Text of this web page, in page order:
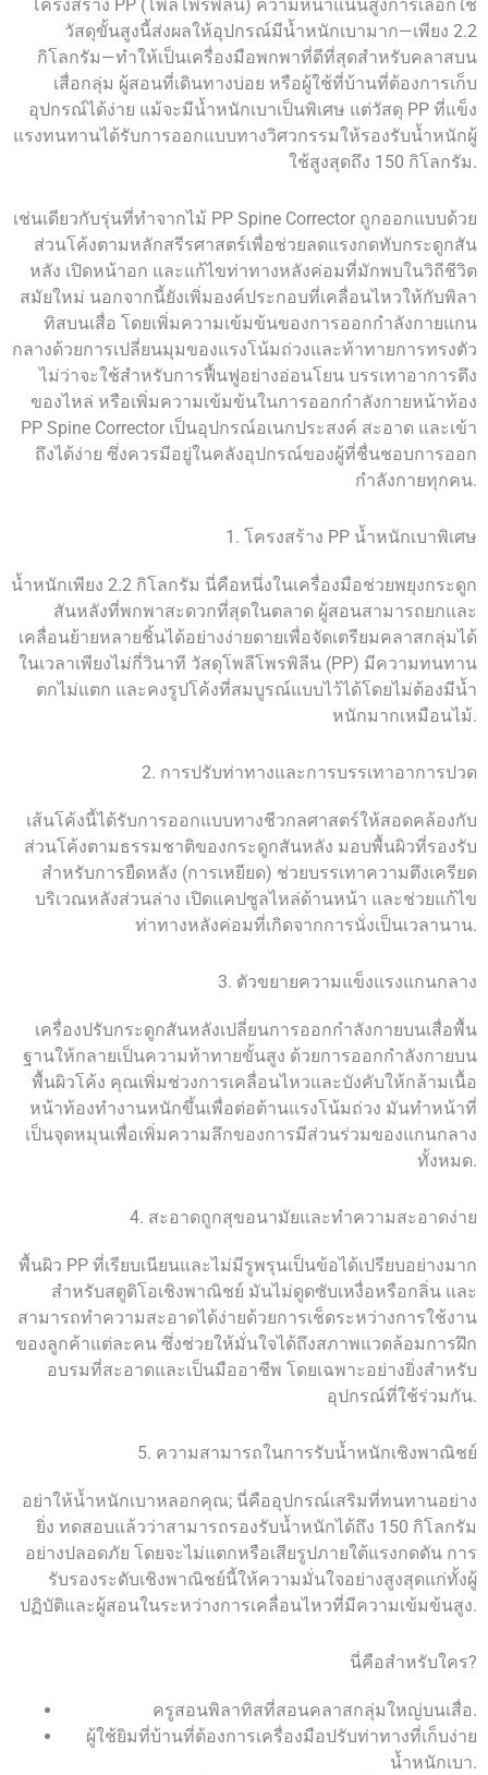
โครงสร้าง PP (โพลีโพรพิลีน) ความหนาแน่นสูงการเลือกใช้
วัสดุขั้นสูงนี้ส่งผลให้อุปกรณ์มีน้ำหนักเบามาก—เพียง 2.2
กิโลกรัม—ทำให้เป็นเครื่องมือพกพาที่ดีที่สุดสำหรับคลาสบน
เสื่อกลุ่ม ผู้สอนที่เดินทางบ่อย หรือผู้ใช้ที่บ้านที่ต้องการเก็บ
อุปกรณ์ได้ง่าย แม้จะมีน้ำหนักเบาเป็นพิเศษ แต่วัสดุ PP ที่แข็ง
แรงทนทานได้รับการออกแบบทางวิศวกรรมให้รองรับน้ำหนักผู้
ใช้สูงสุดถึง 150 กิโลกรัม.
เช่นเดียวกับรุ่นที่ทำจากไม้ PP Spine Corrector ถูกออกแบบด้วย
ส่วนโค้งตามหลักสรีรศาสตร์เพื่อช่วยลดแรงกดทับกระดูกสัน
หลัง เปิดหน้าอก และแก้ไขท่าทางหลังค่อมที่มักพบในวิถีชีวิต
สมัยใหม่ นอกจากนี้ยังเพิ่มองค์ประกอบที่เคลื่อนไหวให้กับพิลา
ทิสบนเสื่อ โดยเพิ่มความเข้มข้นของการออกกำลังกายแกน
กลางด้วยการเปลี่ยนมุมของแรงโน้มถ่วงและท้าทายการทรงตัว
ไม่ว่าจะใช้สำหรับการฟื้นฟูอย่างอ่อนโยน บรรเทาอาการตึง
ของไหล่ หรือเพิ่มความเข้มข้นในการออกกำลังกายหน้าท้อง
PP Spine Corrector เป็นอุปกรณ์อเนกประสงค์ สะอาด และเข้า
ถึงได้ง่าย ซึ่งควรมีอยู่ในคลังอุปกรณ์ของผู้ที่ชื่นชอบการออก
กำลังกายทุกคน.
1. โครงสร้าง PP น้ำหนักเบาพิเศษ
น้ำหนักเพียง 2.2 กิโลกรัม นี่คือหนึ่งในเครื่องมือช่วยพยุงกระดูก
สันหลังที่พกพาสะดวกที่สุดในตลาด ผู้สอนสามารถยกและ
เคลื่อนย้ายหลายชิ้นได้อย่างง่ายดายเพื่อจัดเตรียมคลาสกลุ่มได้
ในเวลาเพียงไม่กี่วินาที วัสดุโพลีโพรพิลีน (PP) มีความทนทาน
ตกไม่แตก และคงรูปโค้งที่สมบูรณ์แบบไว้ได้โดยไม่ต้องมีน้ำ
หนักมากเหมือนไม้.
2. การปรับท่าทางและการบรรเทาอาการปวด
เส้นโค้งนี้ได้รับการออกแบบทางชีวกลศาสตร์ให้สอดคล้องกับ
ส่วนโค้งตามธรรมชาติของกระดูกสันหลัง มอบพื้นผิวที่รองรับ
สำหรับการยืดหลัง (การเหยียด) ช่วยบรรเทาความตึงเครียด
บริเวณหลังส่วนล่าง เปิดแคปซูลไหล่ด้านหน้า และช่วยแก้ไข
ท่าทางหลังค่อมที่เกิดจากการนั่งเป็นเวลานาน.
3. ตัวขยายความแข็งแรงแกนกลาง
เครื่องปรับกระดูกสันหลังเปลี่ยนการออกกำลังกายบนเสื่อพื้น
ฐานให้กลายเป็นความท้าทายขั้นสูง ด้วยการออกกำลังกายบน
พื้นผิวโค้ง คุณเพิ่มช่วงการเคลื่อนไหวและบังคับให้กล้ามเนื้อ
หน้าท้องทำงานหนักขึ้นเพื่อต่อต้านแรงโน้มถ่วง มันทำหน้าที่
เป็นจุดหมุนเพื่อเพิ่มความลึกของการมีส่วนร่วมของแกนกลาง
ทั้งหมด.
4. สะอาดถูกสุขอนามัยและทำความสะอาดง่าย
พื้นผิว PP ที่เรียบเนียนและไม่มีรูพรุนเป็นข้อได้เปรียบอย่างมาก
สำหรับสตูดิโอเชิงพาณิชย์ มันไม่ดูดซับเหงื่อหรือกลิ่น และ
สามารถทำความสะอาดได้ง่ายด้วยการเช็ดระหว่างการใช้งาน
ของลูกค้าแต่ละคน ซึ่งช่วยให้มั่นใจได้ถึงสภาพแวดล้อมการฝึก
อบรมที่สะอาดและเป็นมืออาชีพ โดยเฉพาะอย่างยิ่งสำหรับ
อุปกรณ์ที่ใช้ร่วมกัน.
5. ความสามารถในการรับน้ำหนักเชิงพาณิชย์
อย่าให้น้ำหนักเบาหลอกคุณ; นี่คืออุปกรณ์เสริมที่ทนทานอย่าง
ยิ่ง ทดสอบแล้วว่าสามารถรองรับน้ำหนักได้ถึง 150 กิโลกรัม
อย่างปลอดภัย โดยจะไม่แตกหรือเสียรูปภายใต้แรงกดดัน การ
รับรองระดับเชิงพาณิชย์นี้ให้ความมั่นใจอย่างสูงสุดแก่ทั้งผู้
ปฏิบัติและผู้สอนในระหว่างการเคลื่อนไหวที่มีความเข้มข้นสูง.
นี่คือสำหรับใคร?
ครูสอนพิลาทิสที่สอนคลาสกลุ่มใหญ่บนเสื่อ.
ผู้ใช้ยิมที่บ้านที่ต้องการเครื่องมือปรับท่าทางที่เก็บง่าย
น้ำหนักเบา.